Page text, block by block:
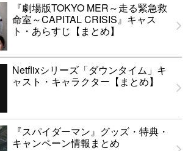
『劇場版TOKYO MER～走る緊急救
命室～CAPITAL CRISIS』キャス
ト・あらすじ【まとめ】
Netflixシリーズ「ダウンタイム」キ
ャスト・キャラクター【まとめ】
『スパイダーマン』グッズ・特典・
キャンペーン情報まとめ